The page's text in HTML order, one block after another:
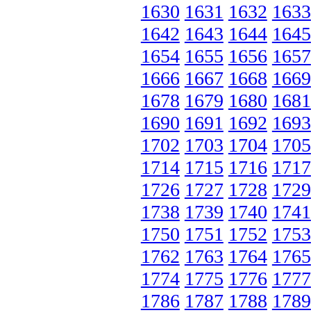
1630 1631 1632 1633
1642 1643 1644 1645
1654 1655 1656 1657
1666 1667 1668 1669
1678 1679 1680 1681
1690 1691 1692 1693
1702 1703 1704 1705
1714 1715 1716 1717
1726 1727 1728 1729
1738 1739 1740 1741
1750 1751 1752 1753
1762 1763 1764 1765
1774 1775 1776 1777
1786 1787 1788 1789